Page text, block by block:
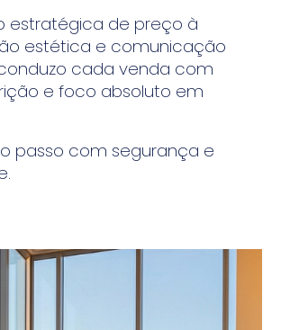
estratégica de preço à
estética e comunicação
cada venda com
e foco absoluto em
passo com segurança e